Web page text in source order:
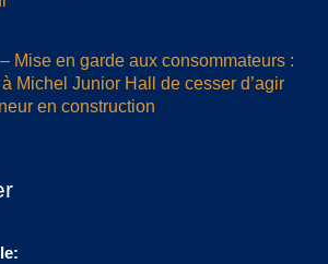
Mise en garde aux consommateurs :
Michel Junior Hall de cesser d’agir
en construction